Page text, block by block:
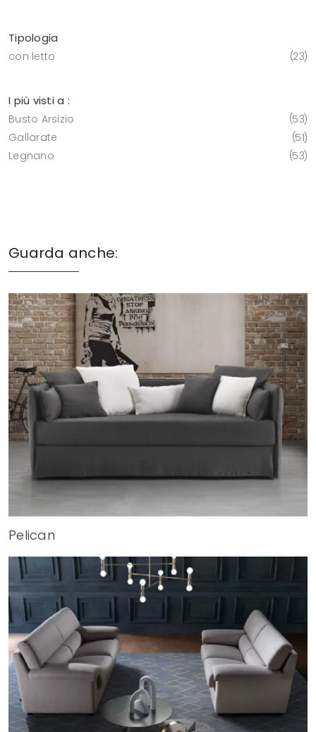
Tipologia
con letto 23
I più visti a :
Busto Arsizio
53
Gallarate
51
Legnano
53
Guarda anche:
Pelican